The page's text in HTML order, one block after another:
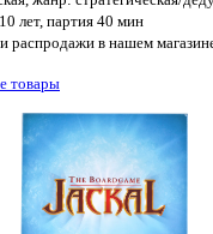
лет, партия 40 мин
распродажи в нашем
товары